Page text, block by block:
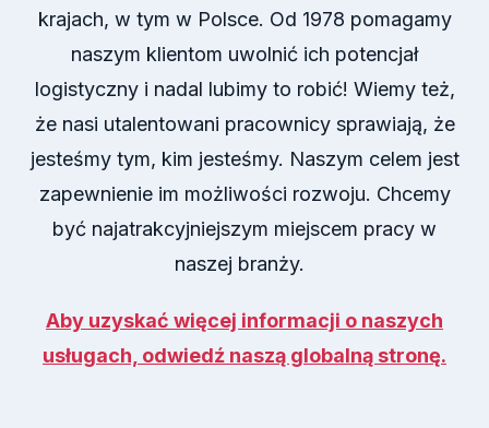
krajach, w tym w Polsce. Od 1978 pomagamy
naszym klientom uwolnić ich potencjał
logistyczny i nadal lubimy to robić! Wiemy też,
że nasi utalentowani pracownicy sprawiają, że
jesteśmy tym, kim jesteśmy. Naszym celem jest
zapewnienie im możliwości rozwoju. Chcemy
być najatrakcyjniejszym miejscem pracy w
naszej branży.
Aby uzyskać więcej informacji o naszych
usługach, odwiedź naszą globalną stronę.